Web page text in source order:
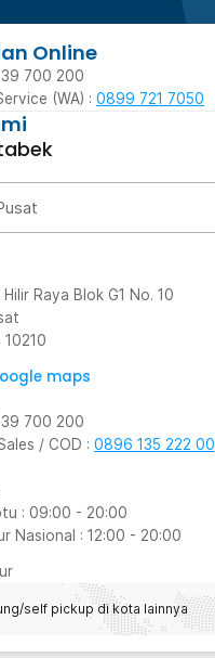
Online
39 700 200
(WA) : 0899 721 7050
Raya Blok G1 No. 10
10210
maps
39 700 200
/ COD : 0896 135 222 00
: 09:00 - 20:00
Nasional : 12:00 - 20:00
self pickup di kota lainnya